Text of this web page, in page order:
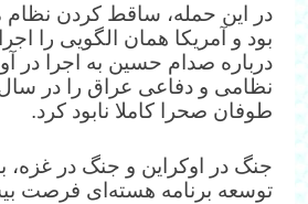
در این حمله، ساقط کردن نظام
بود و آمریکا همان الگویی را
درباره صدام حسین به اجرا در
طوفان صحرا کاملا نابود کرد.
جنگ در اوکراین و جنگ در غزه،
توسعه برنامه هسته‌ای فرصت